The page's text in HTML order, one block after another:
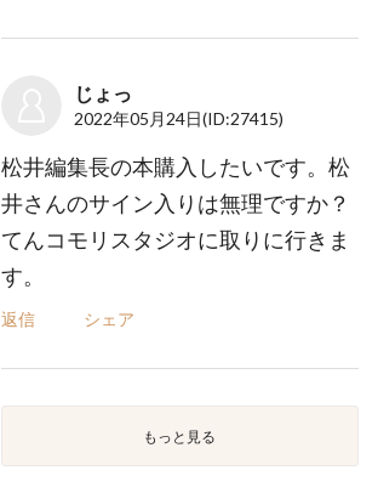
じょっ
2022年05月24日(ID:27415)
松井編集長の本購入したいです。松
井さんのサイン入りは無理ですか？
てんコモリスタジオに取りに行きま
す。
返信 シェア
もっと見る